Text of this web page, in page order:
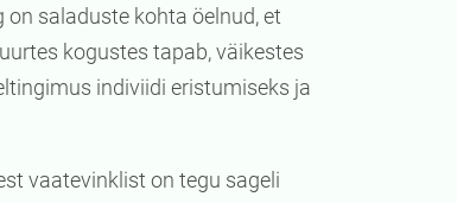
saladuste kohta öelnud, et
kogustes tapab, väikestes
indiviidi eristumiseks ja
vaatevinklist on tegu sageli